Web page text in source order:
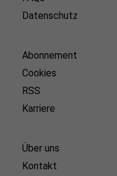
Datenschutz
Abonnement
Cookies
RSS
Karriere
Über uns
Kontakt